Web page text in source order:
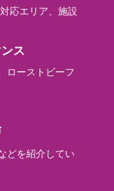
応エリア、施設
ス
ローストビーフ
どを紹介してい